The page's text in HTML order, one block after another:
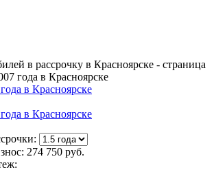
в Красноярске
в Красноярске
274 750 руб.